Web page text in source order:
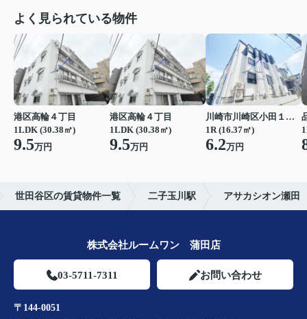
よく見られている物件
港区高輪４丁目
1LDK (30.38㎡)
9.5万円
港区高輪４丁目
1LDK (30.38㎡)
9.5万円
川崎市川崎区小田１丁目
1R (16.37㎡)
6.2万円
世田谷区の賃貸物件一覧 二子玉川駅 アサカシオン瀬田
株式会社ルームワン 蒲田店
03-5711-7311 お問い合わせ
〒144-0051